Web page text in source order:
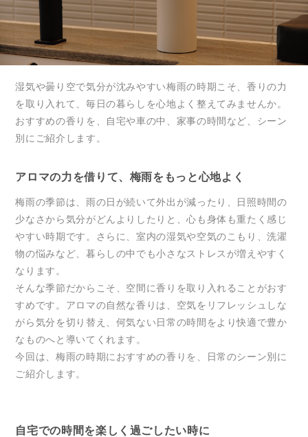
湿気や曇り空で気分が沈みやすい梅雨の時期こそ、香りの力
を取り入れて、毎日の暮らしを心地よく整えてみませんか。
おすすめの香りを、自宅や車の中、家事の時間など、シーン
別にご紹介します。
アロマの力を借りて、梅雨をもっと心地よく
梅雨の季節は、雨の日が続いて外出が減ったり、日照時間の
少なさから気分がどんよりしたりと、心も身体も重たく感じ
やすい時期です。さらに、室内の湿気や空気のこもり、洗濯
物の悩みなど、暮らしの中でも小さなストレスが増えやすく
なります。
そんな季節だからこそ、空間に香りを取り入れることがおす
すめです。アロマの自然な香りは、空気をリフレッシュしな
がら気分を切り替え、何気ない日常の時間をより快適で豊か
なものへと導いてくれます。
今回は、梅雨の時期におすすめの香りを、日常のシーン別に
ご紹介します。
自宅での時間を楽しく過ごしたい時に